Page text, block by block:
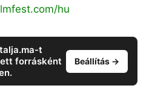
hu
t
forrásként
Beállítás →